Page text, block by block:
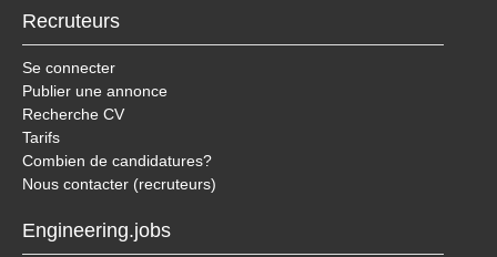
Recruteurs
Se connecter
Publier une annonce
Recherche CV
Tarifs
Combien de candidatures?
Nous contacter (recruteurs)
Engineering.jobs